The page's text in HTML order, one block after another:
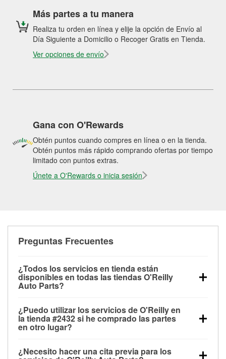
Más partes a tu manera
Realiza tu orden en línea y elije la opción de Envío al
Día Siguiente a Domicilio o Recoger Gratis en Tienda.
Ver opciones de envío
Gana con O'Rewards
Obtén puntos cuando compres en línea o en la tienda.
Obtén puntos más rápido comprando ofertas por tiempo
limitado con puntos extras.
Únete a O'Rewards o inicia sesión
Preguntas Frecuentes
¿Todos los servicios en tienda están
disponibles en todas las tiendas O'Reilly
Auto Parts?
las pruebas de batería, pruebas de alternador y
motor de arranque, revisión de la luz “Check Engine”
con O'Reilly VeriScan® e instalación de
limpiaparabrisas o bombillas, están disponibles en
¿Puedo utilizar los servicios de O'Reilly en
la tienda #2432 si he comprado las partes
en otro lugar?
de O'Reilly Auto Parts que estén disponibles en la
¿Necesito hacer una cita previa para los